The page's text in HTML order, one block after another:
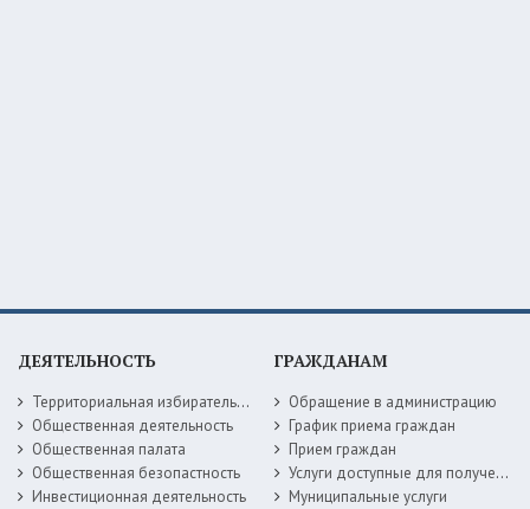
ДЕЯТЕЛЬНОСТЬ
Территориальная избирательная комиссия
Общественная деятельность
Общественная палата
Общественная безопастность
Инвестиционная деятельность
ГРАЖДАНАМ
Обращение в администрацию
График приема граждан
Прием граждан
Услуги доступные для получения в электронной форме
Муниципальные услуги